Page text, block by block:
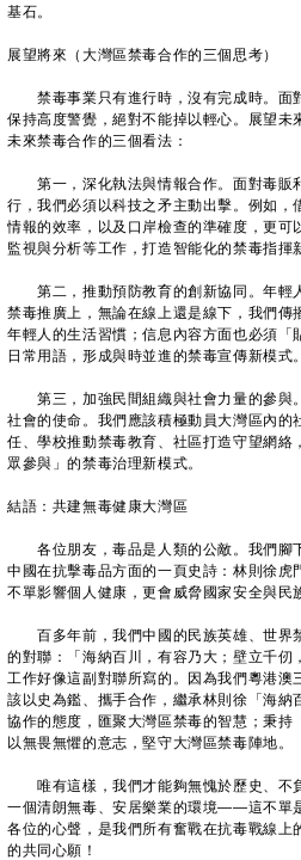
基石。
展望將來（大灣區禁毒合作的三個思考）
禁毒事業只有進行時，沒有完成時。面
保持高度警覺，絕對不能掉以輕心。展望未
未來禁毒合作的三個看法：
第一，深化執法與情報合作。面對毒販
行，我們必須以科技之矛主動出擊。例如，
情報的效率，以及口岸檢查的準確度，更可
監視與分析等工作，打造智能化的禁毒指揮
第二，推動預防教育的創新協同。年輕
禁毒推廣上，無論在線上還是線下，我們傳
年輕人的生活習慣；信息內容方面也必須「
日常用語，形成與時並進的禁毒宣傳新模式。
第三，加強民間組織與社會力量的參與
社會的使命。我們應該積極動員大灣區內的
任、學校推動禁毒教育、社區打造守望網絡
眾參與」的禁毒治理新模式。
結語：共建無毒健康大灣區
各位朋友，毒品是人類的公敵。我們腳
中國在抗擊毒品方面的一頁史詩：林則徐虎
不單影響個人健康，更會威脅國家安全與民
百多年前，我們中國的民族英雄、世界
的對聯：「海納百川，有容乃大；壁立千仞
工作好像這副對聯所寫的。因為我們粵港澳
該以史為鑑、攜手合作，繼承林則徐「海納
協作的態度，匯聚大灣區禁毒的智慧；秉持
以無畏無懼的意志，堅守大灣區禁毒陣地。
唯有這樣，我們才能夠無愧於歷史、不
一個清朗無毒、安居樂業的環境——這不單
各位的心聲，是我們所有奮戰在抗毒戰線上
的共同心願！